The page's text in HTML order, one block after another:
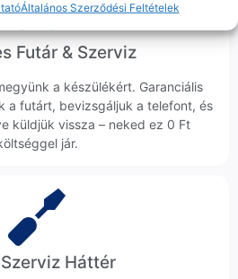
Általános Szerződési Feltételek
Futár & Szerviz
a készülékért. Garanciális
a futárt, bevizsgáljuk a telefont, és
küldjük vissza – neked ez 0 Ft
jár.
Háttér